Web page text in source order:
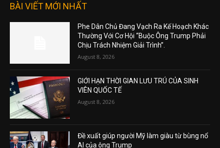
BÀI VIẾT MỚI NHẤT
Phe Dân Chủ Đang Vạch Ra Kế Hoạch Khác
Thường Với Cơ Hội “Buộc Ông Trump Phải
Chịu Trách Nhiệm Giải Trình”.
August 8, 2026
GIỚI HẠN THỜI GIAN LƯU TRÚ CỦA SINH
VIÊN QUỐC TẾ
August 8, 2026
Đề xuất giúp người Mỹ làm giàu từ bùng nổ
AI của ông Trump